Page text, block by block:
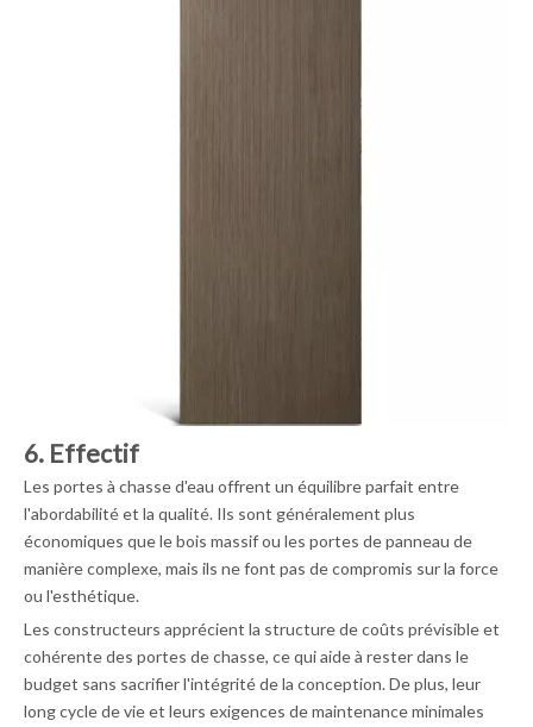
6. Effectif
Les portes à chasse d'eau offrent un équilibre parfait entre
l'abordabilité et la qualité. Ils sont généralement plus
économiques que le bois massif ou les portes de panneau de
manière complexe, mais ils ne font pas de compromis sur la force
ou l'esthétique.
Les constructeurs apprécient la structure de coûts prévisible et
cohérente des portes de chasse, ce qui aide à rester dans le
budget sans sacrifier l'intégrité de la conception. De plus, leur
long cycle de vie et leurs exigences de maintenance minimales